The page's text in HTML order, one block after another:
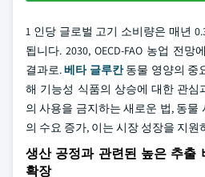
1 인당 글로벌 고기 소비량은 매년
됩니다. 2030, OECD-FAO 농업 전
결과로.베타 글루칸동물 영양의 중
해 기능성 식품의 상승에 대한 관심
의 사용을 금지하는 새로운 법, 동물
의 수요 증가, 이는 시장 성장을 지원
생산 공정과 관련된 높은 추출
확장